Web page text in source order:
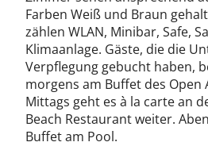
Farben Weiß und Braun
zählen WLAN, Minibar, Safe,
Klimaanlage. Gäste, die die
Verpflegung gebucht haben,
morgens am Buffet des Open
Mittags geht es à la carte an
Beach Restaurant weiter.
Buffet am Pool.